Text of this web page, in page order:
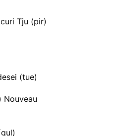
Tju (pir)
(tue)
Nouveau